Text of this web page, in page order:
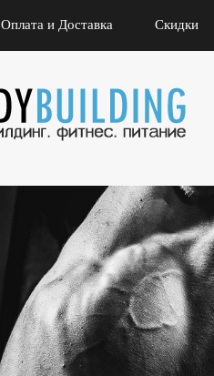
Оплата и Доставка Скидки